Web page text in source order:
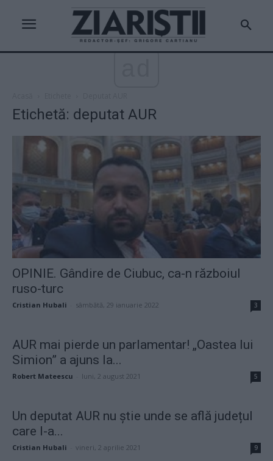
Etichetă: deputat AUR
OPINIE. Gândire de Ciubuc, ca-n războiul
ruso-turc
Cristian Hubali sâmbătă, 29 ianuarie 2022 3
AUR mai pierde un parlamentar! „Oastea lui
Simion” a ajuns la...
Robert Mateescu luni, 2 august 2021 5
Un deputat AUR nu știe unde se află județul
care l-a...
Cristian Hubali vineri, 2 aprilie 2021 9